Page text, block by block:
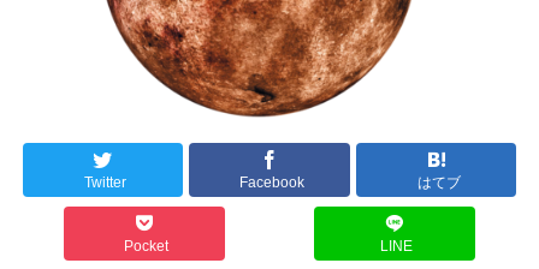
Twitter Facebook はてブ
Pocket LINE